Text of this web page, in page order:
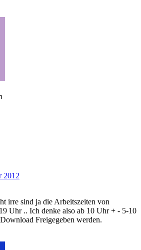
2012
irre sind ja die Arbeitszeiten von
Uhr .. Ich denke also ab 10 Uhr + - 5-10
Freigegeben werden.